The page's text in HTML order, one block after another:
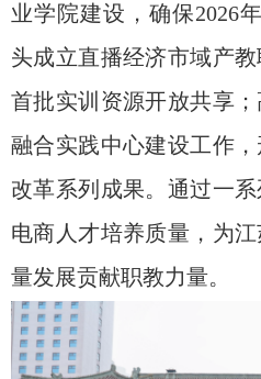
业学院建设，确保2026年
头成立直播经济市域产
首批实训资源开放共享
融合实践中心建设工作
改革系列成果。通过一
电商人才培养质量，为
量发展贡献职教力量。